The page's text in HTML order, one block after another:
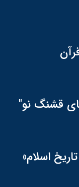
قشنگ نو"
اسلام»